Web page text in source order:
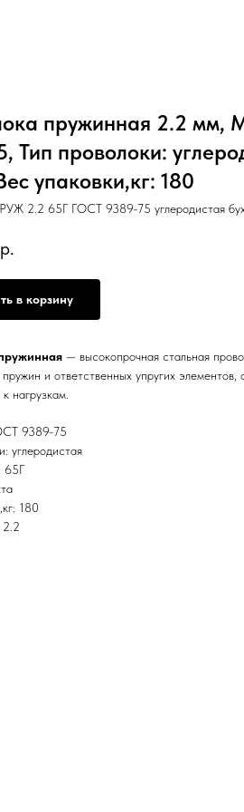
пружинная 2.2 мм,
Тип проволоки:
упаковки,кг: 180
2.2 65Г ГОСТ 9389-75 углеродистая
р.
в корзину
— высокопрочная стальная
пружин и ответственных упругих
нагрузкам.
9389-75
углеродистая
65Г
180
2.2